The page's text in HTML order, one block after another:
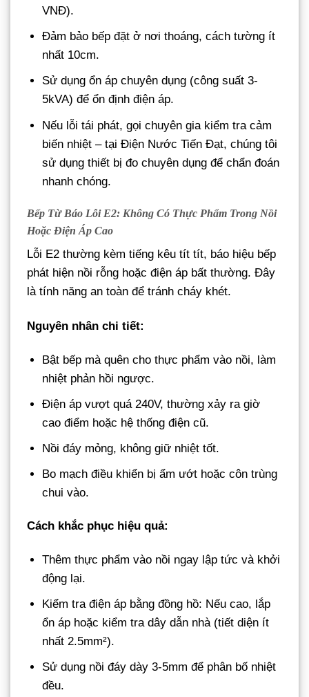
VNĐ).
Đảm bảo bếp đặt ở nơi thoáng, cách tường ít
nhất 10cm.
Sử dụng ổn áp chuyên dụng (công suất 3-
5kVA) để ổn định điện áp.
Nếu lỗi tái phát, gọi chuyên gia kiểm tra cảm
biến nhiệt – tại Điện Nước Tiến Đạt, chúng tôi
sử dụng thiết bị đo chuyên dụng để chẩn đoán
nhanh chóng.
Bếp Từ Báo Lỗi E2: Không Có Thực Phẩm Trong Nồi
Hoặc Điện Áp Cao
Lỗi E2 thường kèm tiếng kêu tít tít, báo hiệu bếp
phát hiện nồi rỗng hoặc điện áp bất thường. Đây
là tính năng an toàn để tránh cháy khét.
Nguyên nhân chi tiết:
Bật bếp mà quên cho thực phẩm vào nồi, làm
nhiệt phản hồi ngược.
Điện áp vượt quá 240V, thường xảy ra giờ
cao điểm hoặc hệ thống điện cũ.
Nồi đáy mỏng, không giữ nhiệt tốt.
Bo mạch điều khiển bị ẩm ướt hoặc côn trùng
chui vào.
Cách khắc phục hiệu quả:
Thêm thực phẩm vào nồi ngay lập tức và khởi
động lại.
Kiểm tra điện áp bằng đồng hồ: Nếu cao, lắp
ổn áp hoặc kiểm tra dây dẫn nhà (tiết diện ít
nhất 2.5mm²).
Sử dụng nồi đáy dày 3-5mm để phân bố nhiệt
đều.